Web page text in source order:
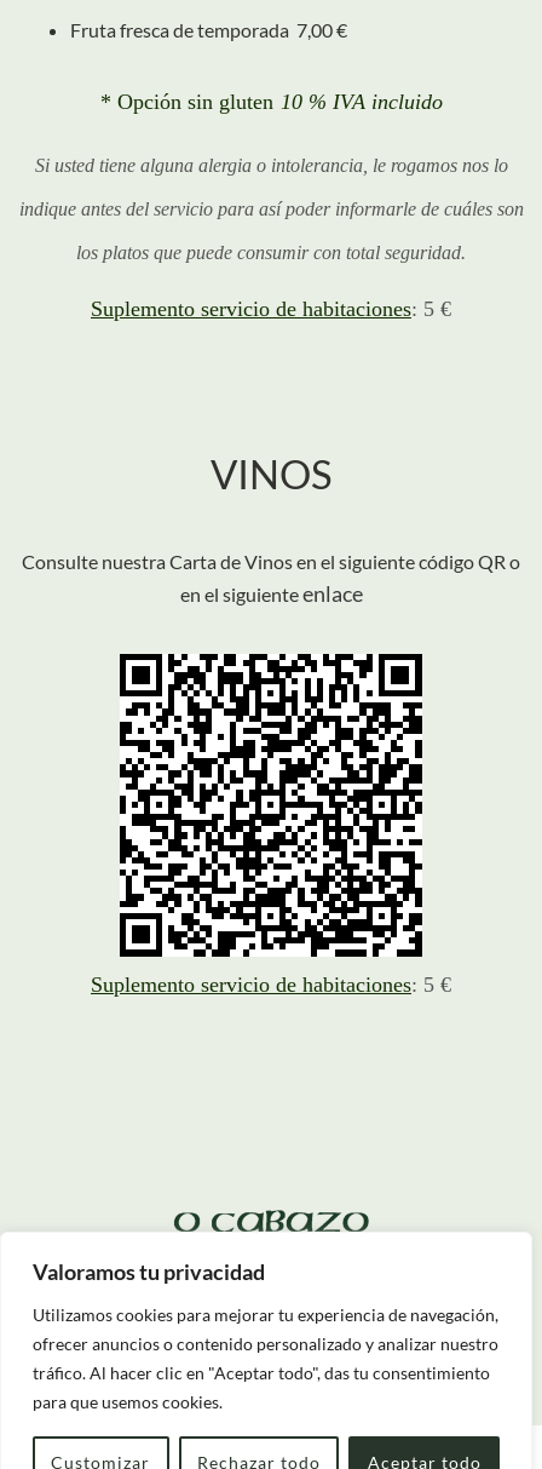
Valoramos tu privacidad
Utilizamos cookies para mejorar tu experiencia de navegación,
ofrecer anuncios o contenido personalizado y analizar nuestro
tráfico. Al hacer clic en "Aceptar todo", das tu consentimiento
para que usemos cookies.
Customizar Rechazar todo Aceptar todo
Fruta fresca de temporada 7,00 €
* Opción sin gluten 10 % IVA incluido
Si usted tiene alguna alergia o intolerancia, le rogamos nos lo
indique antes del servicio para así poder informarle de cuáles son
los platos que puede consumir con total seguridad.
Suplemento servicio de habitaciones: 5 €
VINOS
Consulte nuestra Carta de Vinos en el siguiente código QR o
en el siguienteenlace
Suplemento servicio de habitaciones: 5 €